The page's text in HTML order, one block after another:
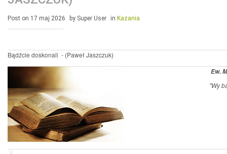
Post on 17 maj 2026 by Super User in Kazania
Bądźcie doskonali - (Paweł Jaszczuk)
Ew.
"Wy